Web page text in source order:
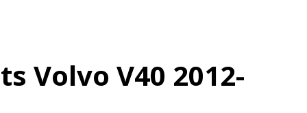
Volvo V40 2012-